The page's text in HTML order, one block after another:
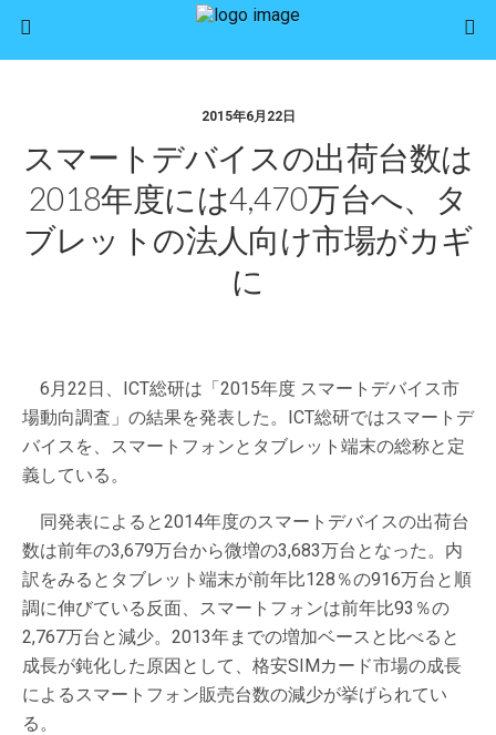
2015年6月22日
スマートデバイスの出荷台数は
2018年度には4,470万台へ、タ
ブレットの法人向け市場がカギ
に
6月22日、ICT総研は「2015年度 スマートデバイス市
場動向調査」の結果を発表した。ICT総研ではスマートデ
バイスを、スマートフォンとタブレット端末の総称と定
義している。
同発表によると2014年度のスマートデバイスの出荷台
数は前年の3,679万台から微増の3,683万台となった。内
訳をみるとタブレット端末が前年比128％の916万台と順
調に伸びている反面、スマートフォンは前年比93％の
2,767万台と減少。2013年までの増加ベースと比べると
成長が鈍化した原因として、格安SIMカード市場の成長
によるスマートフォン販売台数の減少が挙げられてい
る。